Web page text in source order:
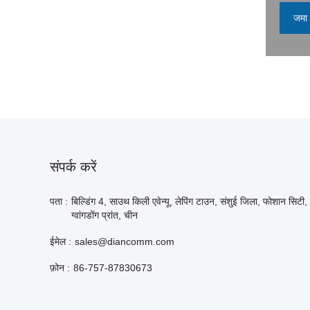
संपर्क करें
पता : बिल्डिंग 4, साउथ किली एवेन्यू, लेपिंग टाउन, संशुई जिला, फोशान सिटी,
ग्वांगडोंग प्रांत, चीन
ईमेल : sales@diancomm.com
फ़ोन : 86-757-87830673